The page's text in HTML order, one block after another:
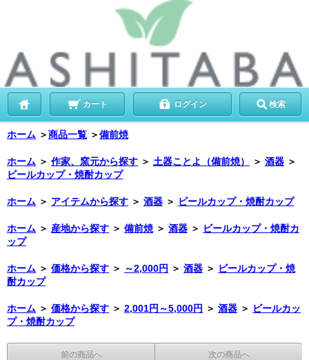
カート ログイン 検索
ホーム ＞商品一覧 ＞備前焼
ホーム ＞ 作家、窯元から探す ＞ 土器ことよ（備前焼） ＞ 酒器 ＞
ビールカップ・焼酎カップ
ホーム ＞ アイテムから探す ＞ 酒器 ＞ ビールカップ・焼酎カップ
ホーム ＞ 産地から探す ＞ 備前焼 ＞ 酒器 ＞ ビールカップ・焼酎カ
ップ
ホーム ＞ 価格から探す ＞ ～2,000円 ＞ 酒器 ＞ ビールカップ・焼
酎カップ
ホーム ＞ 価格から探す ＞ 2,001円～5,000円 ＞ 酒器 ＞ ビールカッ
プ・焼酎カップ
前の商品へ 次の商品へ